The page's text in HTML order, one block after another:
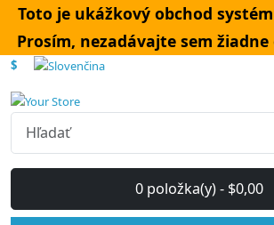
Toto je ukážkový obchod
Prosím, nezadávajte sem
$
0 položka(y) - $0,00